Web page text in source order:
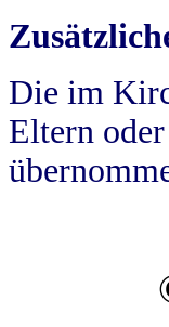
Die im
Eltern